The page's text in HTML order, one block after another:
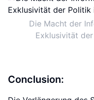
Die Macht der
Exklusivität
Conclusion: